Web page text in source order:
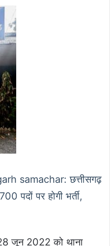
samachar: छत्तीसगढ़
पदों पर होगी भर्ती,
जून 2022 को थाना